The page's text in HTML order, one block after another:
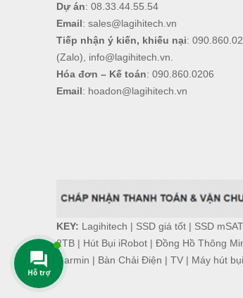
Dự án: 08.33.44.55.54
Email: sales@lagihitech.vn
Tiếp nhận ý kiến, khiếu nại:
(Zalo), info@lagihitech.vn
Hóa đơn – Kế toán: 090.860.0206
Email: hoadon@lagihitech.vn
KEY: Lagihitech | SSD giá tốt| SSD
2TB| Hút Bụi iRobot| Đồng Hồ Thông
Garmin | Bàn Chải Điện | TV| Máy hút
Hỗ trợ